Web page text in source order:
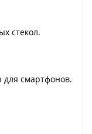
стекол.
для смартфонов.